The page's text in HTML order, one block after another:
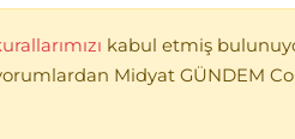
kabul etmiş
Midyat GÜNDEM